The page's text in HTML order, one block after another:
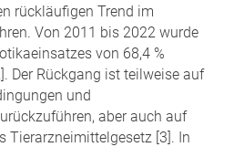
rückläufigen Trend im
Von 2011 bis 2022 wurde
von 68,4 %
Der Rückgang ist teilweise auf
und
aber auch auf
Tierarzneimittelgesetz [3]. In